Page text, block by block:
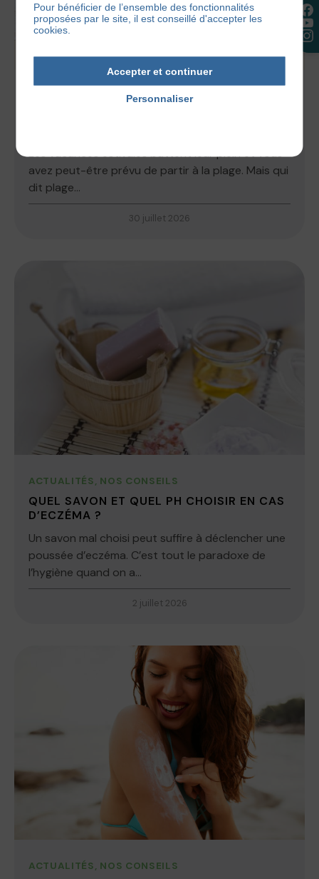
NOS CONSEILS
Les vacances estivales battent leur plein et vous
avez peut-être prévu de partir à la plage. Mais qui
dit plage...
30 juillet 2026
ACTUALITÉS, NOS CONSEILS
QUEL SAVON ET QUEL PH CHOISIR EN CAS
D’ECZÉMA ?
Un savon mal choisi peut suffire à déclencher une
poussée d’eczéma. C’est tout le paradoxe de
l’hygiène quand on a...
2 juillet 2026
ACTUALITÉS, NOS CONSEILS
Pour bénéficier de l’ensemble des fonctionnalités
proposées par le site, il est conseillé d'accepter les
cookies.
Accepter et continuer
Personnaliser